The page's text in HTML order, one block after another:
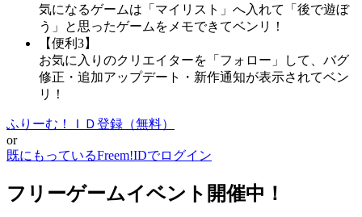
気になるゲームは「マイリスト」へ入れて「後で遊ぼ
う」と思ったゲームをメモできてベンリ！
【便利3】
お気に入りのクリエイターを「フォロー」して、バグ
修正・追加アップデート・新作通知が表示されてベン
リ！
ふりーむ！ＩＤ登録（無料）
or
既にもっているFreem!IDでログイン
フリーゲームイベント開催中！